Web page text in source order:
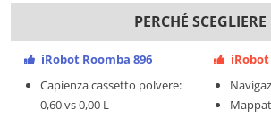
PERCHÉ SCEGLIERE
iRobot Roomba 896
Capienza cassetto polvere:
0,60 vs 0,00 L
iRobot